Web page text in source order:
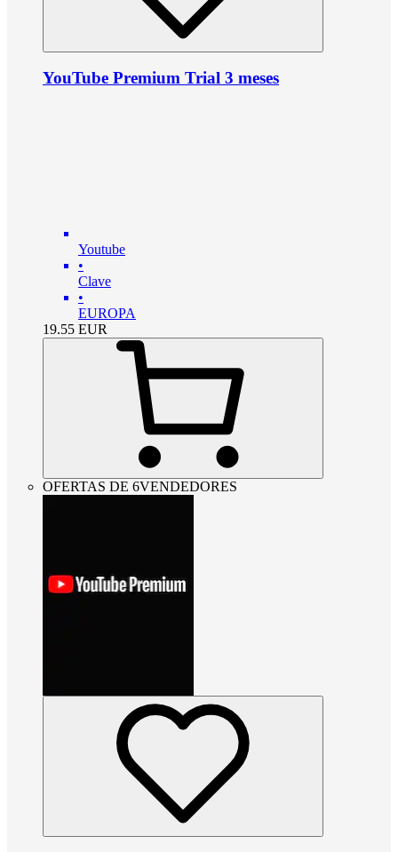
YouTube Premium Trial 3 meses
Youtube
•
Clave
•
EUROPA
19.55 EUR
OFERTAS DE 6VENDEDORES